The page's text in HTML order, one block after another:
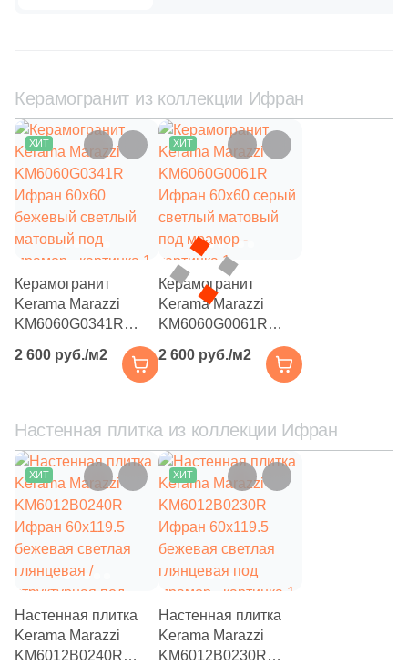
33x34 (4)
33x119.7 (4)
33.3x33.3 (7)
33x45 (26)
33x120 (
33х80 ( )
33x36 (5)
33x100 ( 13
33x119.5 (13 )
33x33 ( 86
33.4x33.4 (3)
33х33 (4)
33x160 (101)
33х60 (8)
Керамогранит из коллекции Ифран
ХИТ
Керамогранит
Kerama Marazzi
KM6060G0341R
бежевый светлый
2 600 руб./м2
ХИТ
Керамогранит
Kerama Marazzi
KM6060G0061R
Ифран 60x60 серый
светлый матовый
2 600 руб./м2
Настенная плитка из коллекции Ифран
ХИТ
Настенная плитка
Kerama Marazzi
KM6012B0240R
ХИТ
Настенная плитка
Kerama Marazzi
KM6012B0230R